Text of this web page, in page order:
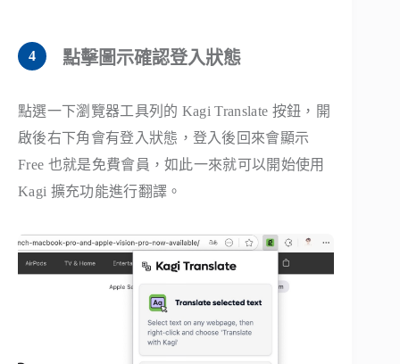
點擊圖示確認登入狀態
點選一下瀏覽器工具列的 Kagi Translate 按鈕，開
啟後右下角會有登入狀態，登入後回來會顯示
Free 也就是免費會員，如此一來就可以開始使用
Kagi 擴充功能進行翻譯。